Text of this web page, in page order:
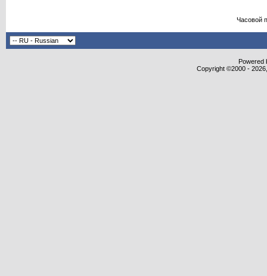
Часовой
Powered
Copyright ©2000 -